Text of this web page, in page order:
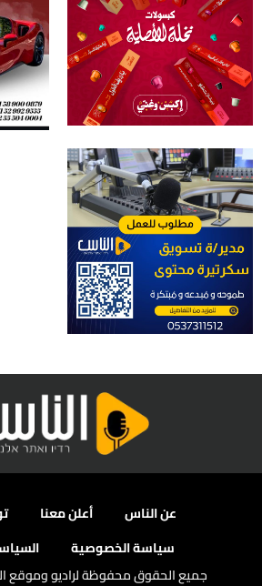
عن الناس أعلن معنا
سياسة الخصوصية
جميع الحقوق محفوظة لراديو وموقع الناس